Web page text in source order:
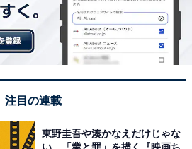
注目の連載
東野圭吾や湊かなえだけじゃな
い、「業と罪」を描く『映画ち